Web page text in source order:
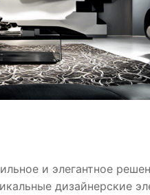
и элегантное
дизайнерские